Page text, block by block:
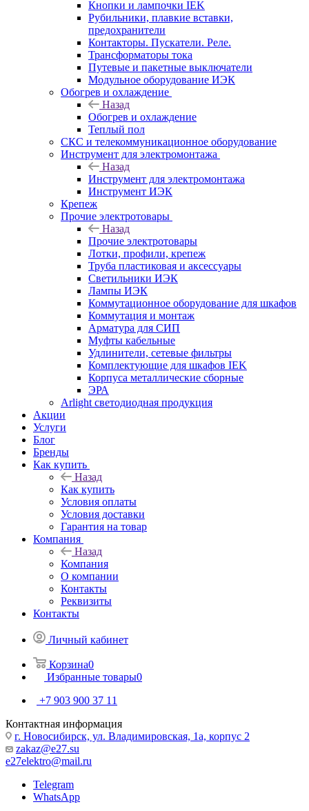
Кнопки и лампочки IEK
Рубильники, плавкие вставки,
предохранители
Контакторы. Пускатели. Реле.
Трансформаторы тока
Путевые и пакетные выключатели
Модульное оборудование ИЭК
Обогрев и охлаждение
Назад
Обогрев и охлаждение
Теплый пол
СКС и телекоммуникационное оборудование
Инструмент для электромонтажа
Назад
Инструмент для электромонтажа
Инструмент ИЭК
Крепеж
Прочие электротовары
Назад
Прочие электротовары
Лотки, профили, крепеж
Труба пластиковая и аксессуары
Светильники ИЭК
Лампы ИЭК
Коммутационное оборудование для шкафов
Коммутация и монтаж
Арматура для СИП
Муфты кабельные
Удлинители, сетевые фильтры
Комплектующие для шкафов IEK
Корпуса металлические сборные
ЭРА
Arlight светодиодная продукция
Акции
Услуги
Блог
Бренды
Как купить
Назад
Как купить
Условия оплаты
Условия доставки
Гарантия на товар
Компания
Назад
Компания
О компании
Контакты
Реквизиты
Контакты
Личный кабинет
Корзина0
Избранные товары0
+7 903 900 37 11
Контактная информация
г. Новосибирск, ул. Владимировская, 1а, корпус 2
zakaz@e27.su
e27elektro@mail.ru
Telegram
WhatsApp